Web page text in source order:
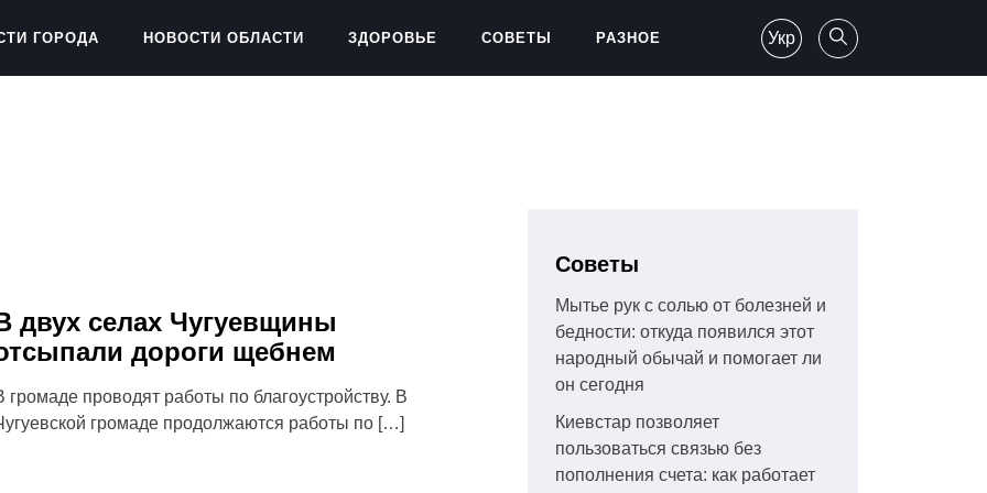
ГОРОДА НОВОСТИ ОБЛАСТИ ЗДОРОВЬЕ СОВЕТЫ РАЗНОЕ Укр
двух селах Чугуевщины
дороги щебнем
громаде проводят работы по благоустройству. В
громаде продолжаются работы по […]
Советы
Мытье рук с солью от болезней и
бедности: откуда появился этот
народный обычай и помогает ли
он сегодня
Киевстар позволяет
пользоваться связью без
пополнения счета: как работает